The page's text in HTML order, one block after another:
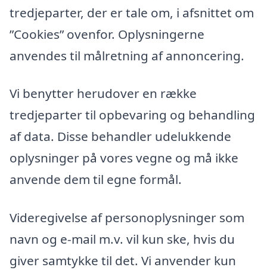
tredjeparter, der er tale om, i afsnittet om
”Cookies” ovenfor. Oplysningerne
anvendes til målretning af annoncering.
Vi benytter herudover en række
tredjeparter til opbevaring og behandling
af data. Disse behandler udelukkende
oplysninger på vores vegne og må ikke
anvende dem til egne formål.
Videregivelse af personoplysninger som
navn og e-mail m.v. vil kun ske, hvis du
giver samtykke til det. Vi anvender kun